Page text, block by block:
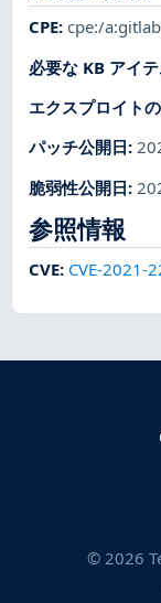
CPE:cpe:/
必要な KB アイ
エクスプロイト
パッチ公開日:
脆弱性公開日:
参照情報
CVE: CVE-2021-
© 2026